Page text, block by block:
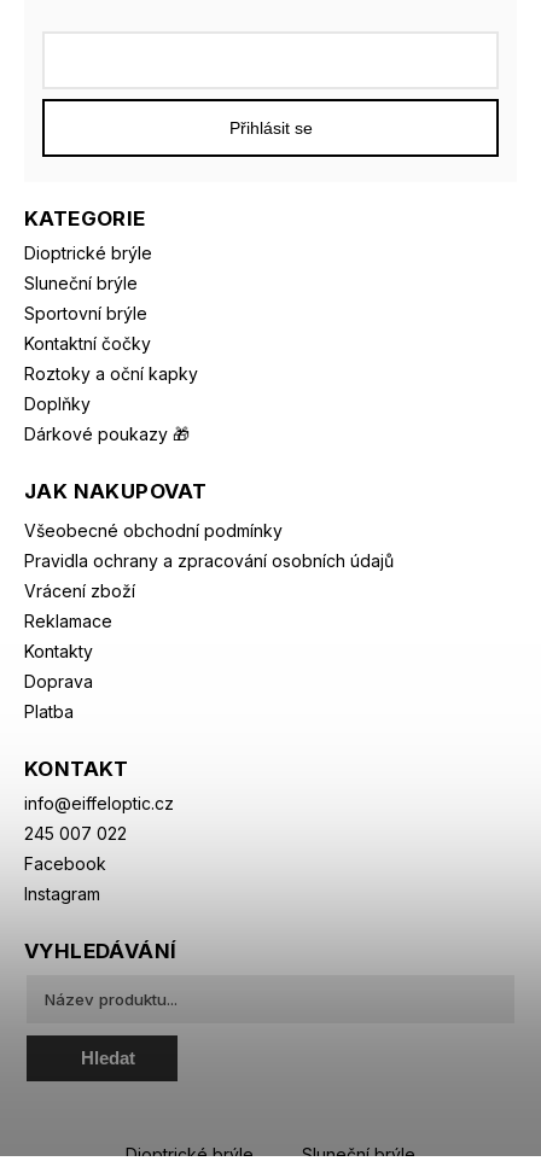
KATEGORIE
Dioptrické brýle
Sluneční brýle
Sportovní brýle
Kontaktní čočky
Roztoky a oční kapky
Doplňky
Dárkové poukazy 🎁
JAK NAKUPOVAT
Všeobecné obchodní podmínky
Pravidla ochrany a zpracování osobních údajů
Vrácení zboží
Reklamace
Kontakty
Doprava
Platba
KONTAKT
info@eiffeloptic.cz
245 007 022
Facebook
Instagram
Přihlásit se
VYHLEDÁVÁNÍ
Hledat
Dioptrické brýle Sluneční brýle